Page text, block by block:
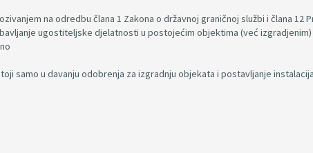
na odredbu člana 1 Zakona o državnoj graničnoj službi i člana 12
ugostiteljske djelatnosti u postojećim objektima (već izgradjenim)
samo u davanju odobrenja za izgradnju objekata i postavljanje